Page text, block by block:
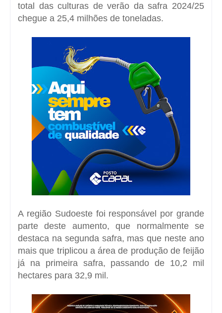
total das culturas de verão da safra 2024/25
chegue a 25,4 milhões de toneladas.
A região Sudoeste foi responsável por grande
parte deste aumento, que normalmente se
destaca na segunda safra, mas que neste ano
mais que triplicou a área de produção de feijão
já na primeira safra, passando de 10,2 mil
hectares para 32,9 mil.